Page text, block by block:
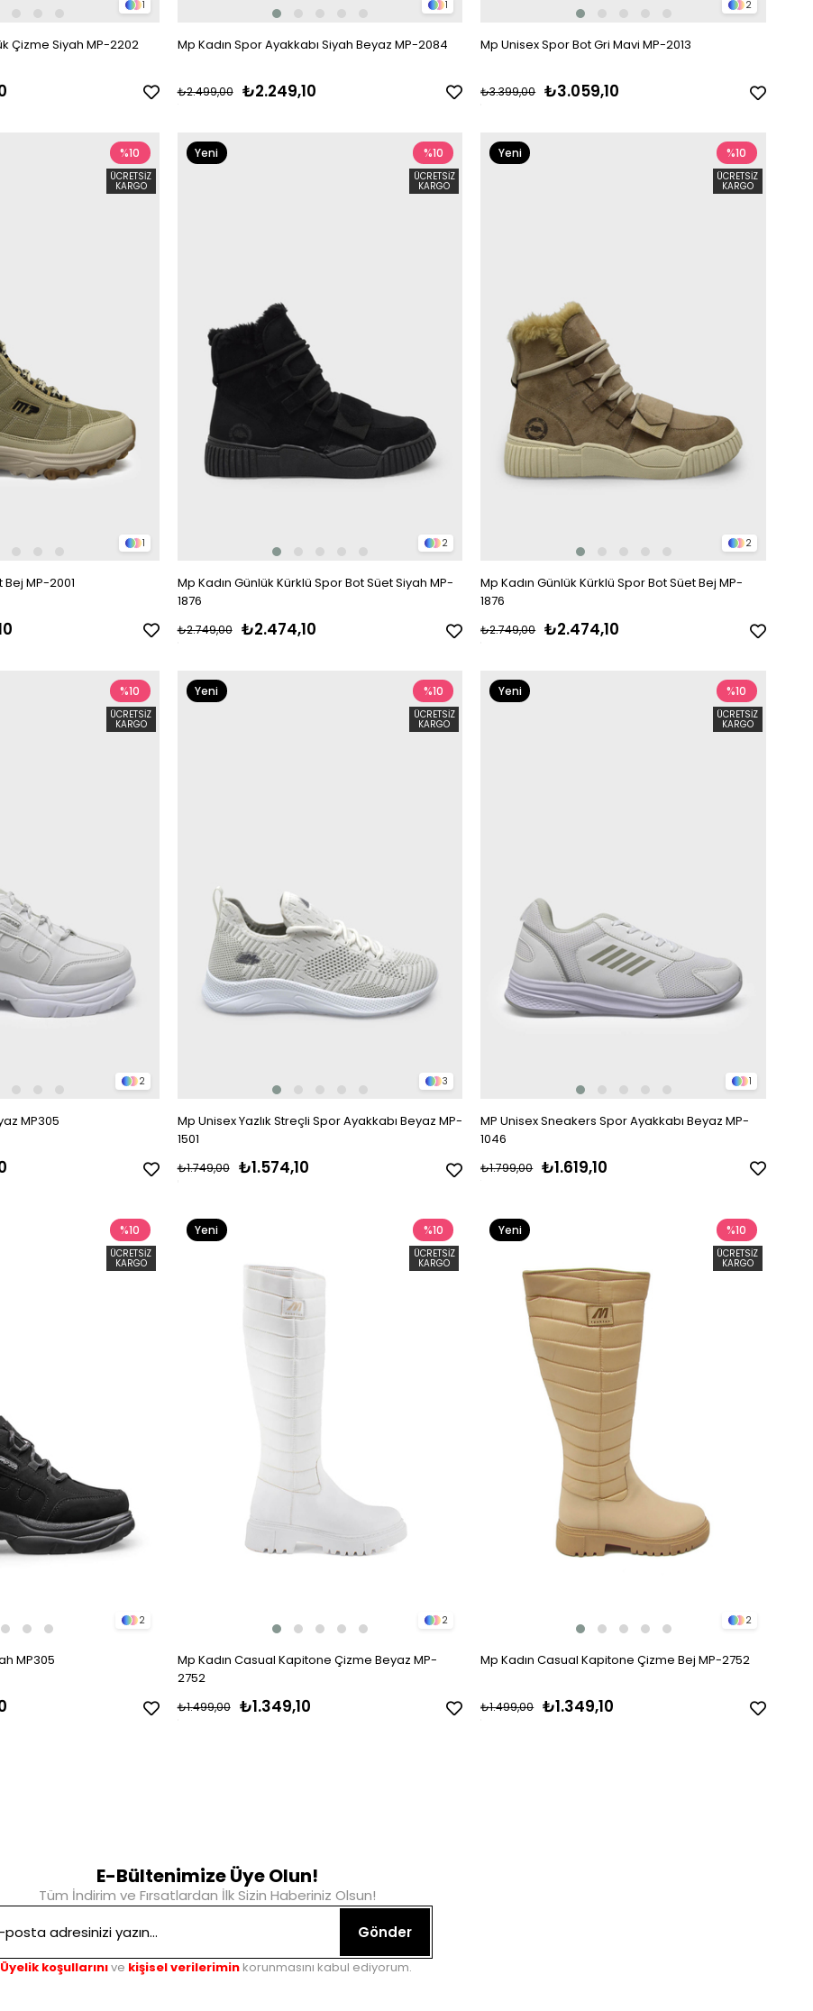
1
Çizme Siyah MP-2202
1
Mp Kadın Spor Ayakkabı Siyah Beyaz MP-2084
₺2.249,10
₺2.499,00
2
Mp Unisex Spor Bot Gri Mavi MP-2013
₺3.059,10
₺3.399,00
1
MP-2001
%10
ÜCRETSIZ
KARGO
2
Mp Kadın Günlük Kürklü Spor Bot Süet Siyah MP-
1876
₺2.474,10
₺2.749,00
%10
ÜCRETSIZ
KARGO
Yeni
2
Mp Kadın Günlük Kürklü Spor Bot Süet Bej MP-
1876
₺2.474,10
₺2.749,00
%10
ÜCRETSIZ
KARGO
Yeni
2
MP305
%10
ÜCRETSIZ
KARGO
3
Mp Unisex Yazlık Streçli Spor Ayakkabı Beyaz MP-
1501
₺1.574,10
₺1.749,00
%10
ÜCRETSIZ
KARGO
Yeni
1
MP Unisex Sneakers Spor Ayakkabı Beyaz MP-
1046
₺1.619,10
₺1.799,00
%10
ÜCRETSIZ
KARGO
Yeni
2
MP305
%10
ÜCRETSIZ
KARGO
2
Mp Kadın Casual Kapitone Çizme Beyaz MP-
2752
₺1.349,10
₺1.499,00
%10
ÜCRETSIZ
KARGO
Yeni
2
Mp Kadın Casual Kapitone Çizme Bej MP-2752
₺1.349,10
₺1.499,00
%10
ÜCRETSIZ
KARGO
Yeni
E-Bültenimize Üye Olun!
Tüm İndirim ve Fırsatlardan İlk Sizin Haberiniz Olsun!
Gönder
Üyelik koşullarınıve kişisel verilerimin korunmasını kabul ediyorum.